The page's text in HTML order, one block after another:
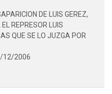
DE LUIS GEREZ,
REPRESOR LUIS
QUE SE LO JUZGA POR
12/2006